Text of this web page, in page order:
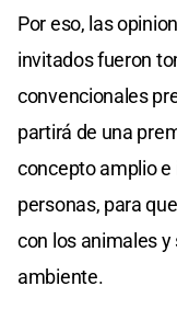
Por eso, las
invitados fueron
convencionales
partirá de una
concepto amplio e
personas, para
con los animales
ambiente.